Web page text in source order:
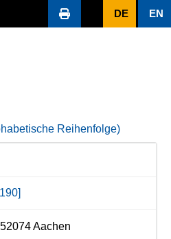
DE EN
Reihenfolge)
Aachen